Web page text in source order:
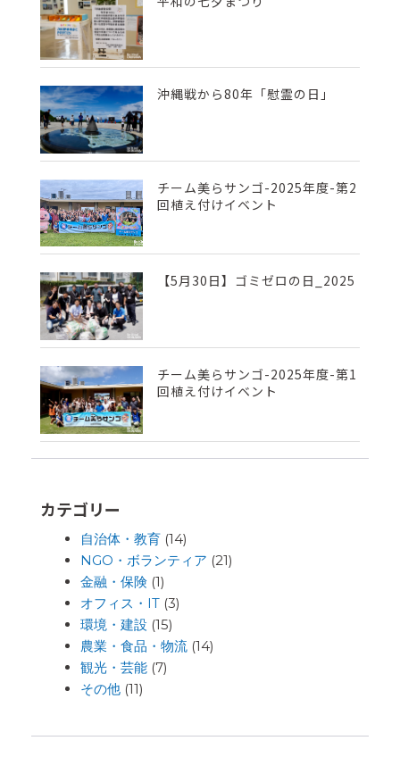
沖縄戦から80年「慰霊の日」
チーム美らサンゴ-2025年度-第2
回植え付けイベント
【5月30日】ゴミゼロの日_2025
チーム美らサンゴ-2025年度-第1
回植え付けイベント
カテゴリー
自治体・教育 (14)
NGO・ボランティア (21)
金融・保険 (1)
オフィス・IT (3)
環境・建設 (15)
農業・食品・物流 (14)
観光・芸能 (7)
その他 (11)